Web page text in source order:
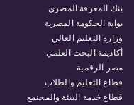
بنك المعرفة المصري
بوابة الحكومة المصرية
وزارة التعليم العالي
أكاديمة البحث العلمي
مصر الرقمية
قطاع التعليم والطلاب
قطاع خدمة البيئة والمجنمع